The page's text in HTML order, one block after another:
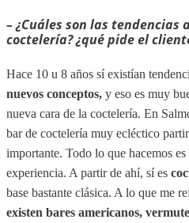
– ¿Cuáles son las tendencias
coctelería? ¿qué pide el
Hace 10 u 8 años sí existían
nuevos conceptos, y eso es muy
nueva cara de la coctelería. En
bar de coctelería muy ecléctico
importante. Todo lo que hacemos
experiencia. A partir de ahí, sí es
base bastante clásica. A lo que me
existen bares americanos,